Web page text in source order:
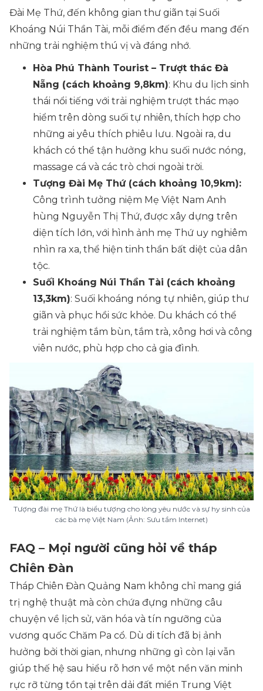
Đài Mẹ Thứ, đến không gian thư giãn tại Suối
Khoáng Núi Thần Tài, mỗi điểm đến đều mang đến
những trải nghiệm thú vị và đáng nhớ.
Hòa Phú Thành Tourist – Trượt thác Đà
Nẵng (cách khoảng 9,8km): Khu du lịch sinh
thái nổi tiếng với trải nghiệm trượt thác mạo
hiểm trên dòng suối tự nhiên, thích hợp cho
những ai yêu thích phiêu lưu. Ngoài ra, du
khách có thể tận hưởng khu suối nước nóng,
massage cá và các trò chơi ngoài trời.
Tượng Đài Mẹ Thứ (cách khoảng 10,9km):
Công trình tưởng niệm Mẹ Việt Nam Anh
hùng Nguyễn Thị Thứ, được xây dựng trên
diện tích lớn, với hình ảnh mẹ Thứ uy nghiêm
nhìn ra xa, thể hiện tinh thần bất diệt của dân
tộc.
Suối Khoáng Núi Thần Tài (cách khoảng
13,3km): Suối khoáng nóng tự nhiên, giúp thư
giãn và phục hồi sức khỏe. Du khách có thể
trải nghiệm tắm bùn, tắm trà, xông hơi và công
viên nước, phù hợp cho cả gia đình.
Tượng đài mẹ Thứ là biểu tượng cho lòng yêu nước và sự hy sinh của
các bà mẹ Việt Nam (Ảnh: Sưu tầm Internet)
FAQ – Mọi người cũng hỏi về tháp
Chiên Đàn
Tháp Chiên Đàn Quảng Nam không chỉ mang giá
trị nghệ thuật mà còn chứa đựng những câu
chuyện về lịch sử, văn hóa và tín ngưỡng của
vương quốc Chăm Pa cổ. Dù di tích đã bị ảnh
hưởng bởi thời gian, nhưng những gì còn lại vẫn
giúp thế hệ sau hiểu rõ hơn về một nền văn minh
rực rỡ từng tồn tại trên dải đất miền Trung Việt